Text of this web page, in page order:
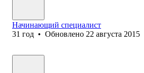
Начинающий специалист
31 год • Обновлено 22 августа 2015